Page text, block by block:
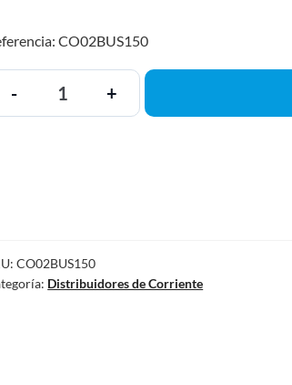
CO02BUS150
- +
CO02BUS150
Distribuidores de Corriente